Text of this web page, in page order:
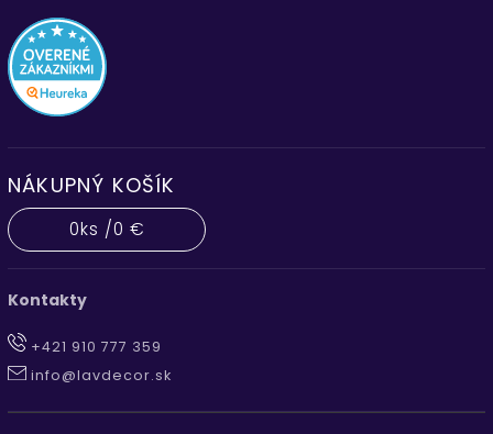
NÁKUPNÝ KOŠÍK
0ks /0 €
Kontakty
+421 910 777 359
info@lavdecor.sk